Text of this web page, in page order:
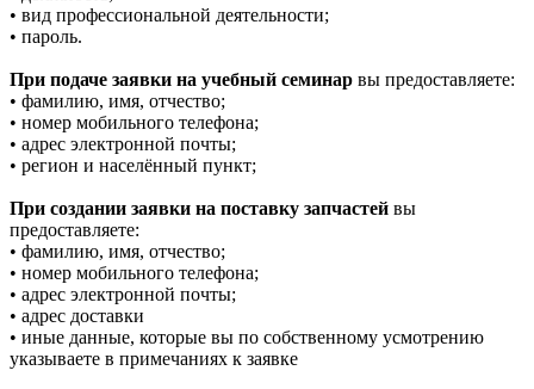
• вид профессиональной деятельности;
• пароль.
При подаче заявки на учебный семинар вы предоставляете:
• фамилию, имя, отчество;
• номер мобильного телефона;
• адрес электронной почты;
• регион и населённый пункт;
При создании заявки на поставку запчастей вы
предоставляете:
• фамилию, имя, отчество;
• номер мобильного телефона;
• адрес электронной почты;
• адрес доставки
• иные данные, которые вы по собственному усмотрению
указываете в примечаниях к заявке